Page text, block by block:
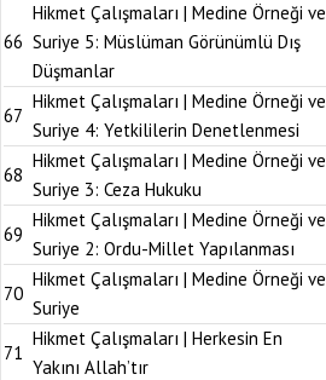
66
Hikmet Çalışmaları | Medine Örneği ve
Suriye 5: Müslüman Görünümlü Dış
Düşmanlar
67
Hikmet Çalışmaları | Medine Örneği ve
Suriye 4: Yetkililerin Denetlenmesi
68
Hikmet Çalışmaları | Medine Örneği ve
Suriye 3: Ceza Hukuku
69
Hikmet Çalışmaları | Medine Örneği ve
Suriye 2: Ordu-Millet Yapılanması
70
Hikmet Çalışmaları | Medine Örneği ve
Suriye
71
Hikmet Çalışmaları | Herkesin En
Yakını Allah’tır